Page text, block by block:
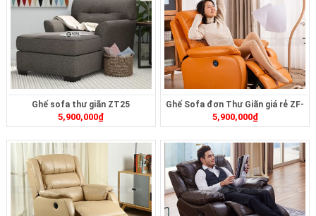
Ghế sofa thư giãn ZT25
5,900,000₫
Ghế Sofa đơn Thư Giãn giá rẻ ZF-
R014
5,900,000₫